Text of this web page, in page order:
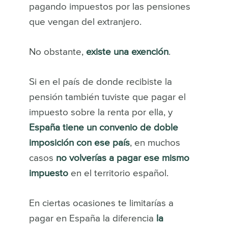
pagando impuestos por las pensiones
que vengan del extranjero.
No obstante, existe una exención.
Si en el país de donde recibiste la
pensión también tuviste que pagar el
impuesto sobre la renta por ella, y
España tiene un convenio de doble
imposición con ese país, en muchos
casos no volverías a pagar ese mismo
impuestoen el territorio español.
En ciertas ocasiones te limitarías a
pagar en España la diferencia la